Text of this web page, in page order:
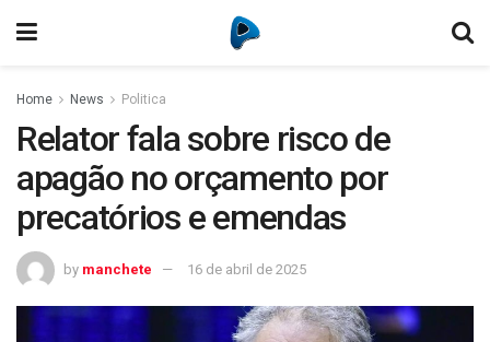
Home News Politica
Relator fala sobre risco de
apagão no orçamento por
precatórios e emendas
by manchete 16 de abril de 2025